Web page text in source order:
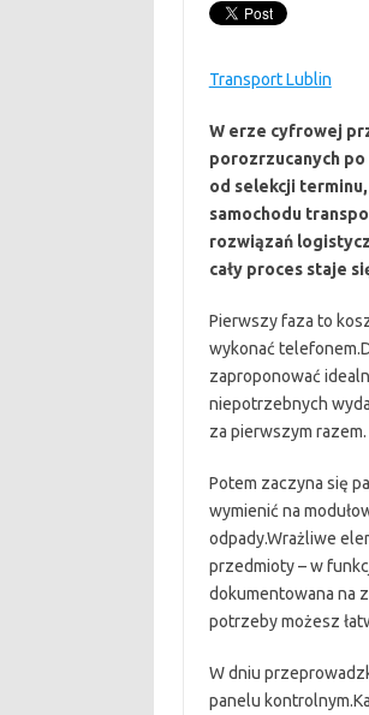
Transport Lublin
W erze cyfrowej
porozrzucanych po
od selekcji
samochodu
rozwiązań
cały proces staje
Pierwszy faza to
wykonać
zaproponować
niepotrzebnych
za pierwszym razem.
Potem zaczyna się
wymienić na
odpady.Wrażliwe
przedmioty – w
dokumentowana na
potrzeby możesz
W dniu
panelu